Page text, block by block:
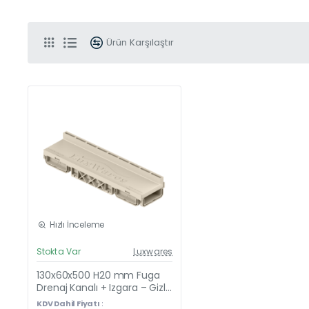
Ürün Karşılaştır
Hızlı İnceleme
Yeni Ürün
Çok Satan
Stokta Var Luxwares
130x60x500 H20 mm Fuga
Drenaj Kanalı + Izgara – Gizli
ve Gömme, Yağmur Suyu
KDV Dahil Fiyatı :